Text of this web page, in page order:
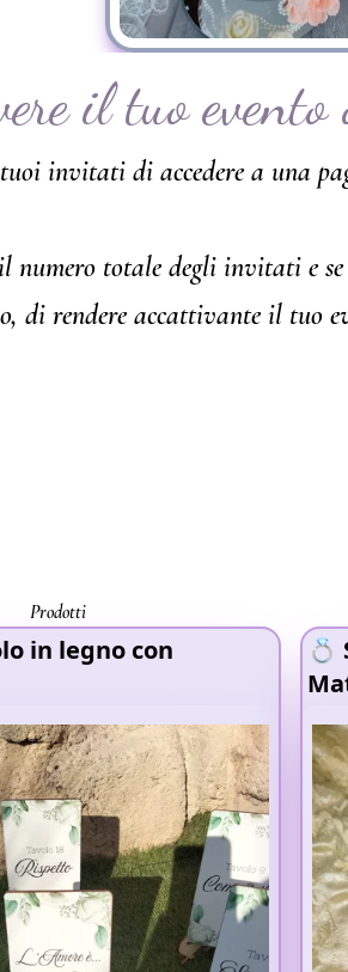
il tuo
invitati di accedere a una
totale degli invitati e se
di rendere accattivante il tuo
Prodotti
in legno con
💍